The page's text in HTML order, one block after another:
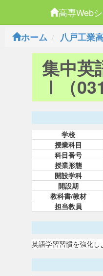
高専Web
ホーム
八戸工業
集中英
Ⅰ（
学校
授業科目
科目番号
授業形態
開設学科
開設期
教科書/教材
担当教員
英語学習習慣を強化し